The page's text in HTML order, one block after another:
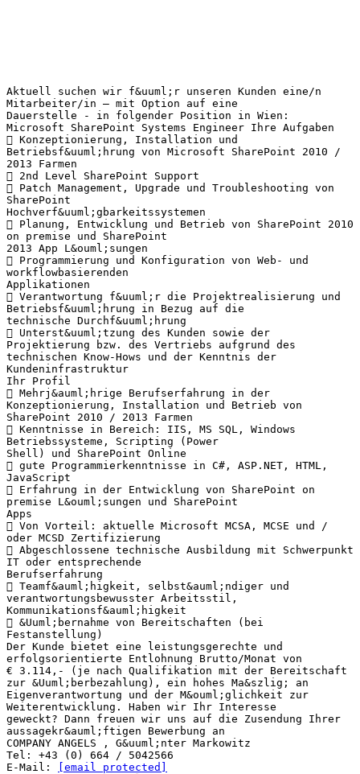
Aktuell suchen wir f&uuml;r unseren Kunden eine/n
Mitarbeiter/in – mit Option auf eine
Dauerstelle - in folgender Position in Wien:
Microsoft SharePoint Systems Engineer Ihre Aufgaben
 Konzeptionierung, Installation und
Betriebsf&uuml;hrung von Microsoft SharePoint 2010 /
2013 Farmen
 2nd Level SharePoint Support
 Patch Management, Upgrade und Troubleshooting von
SharePoint
Hochverf&uuml;gbarkeitssystemen
 Planung, Entwicklung und Betrieb von SharePoint 2010
on premise und SharePoint
2013 App L&ouml;sungen
 Programmierung und Konfiguration von Web- und
workflowbasierenden
Applikationen
 Verantwortung f&uuml;r die Projektrealisierung und
Betriebsf&uuml;hrung in Bezug auf die
technische Durchf&uuml;hrung
 Unterst&uuml;tzung des Kunden sowie der
Projektierung bzw. des Vertriebs aufgrund des
technischen Know-Hows und der Kenntnis der
Kundeninfrastruktur
Ihr Profil
 Mehrj&auml;hrige Berufserfahrung in der
Konzeptionierung, Installation und Betrieb von
SharePoint 2010 / 2013 Farmen
 Kenntnisse in Bereich: IIS, MS SQL, Windows
Betriebssysteme, Scripting (Power
Shell) und SharePoint Online
 gute Programmierkenntnisse in C#, ASP.NET, HTML,
JavaScript
 Erfahrung in der Entwicklung von SharePoint on
premise L&ouml;sungen und SharePoint
Apps
 Von Vorteil: aktuelle Microsoft MCSA, MCSE und /
oder MCSD Zertifizierung
 Abgeschlossene technische Ausbildung mit Schwerpunkt
IT oder entsprechende
Berufserfahrung
 Teamf&auml;higkeit, selbst&auml;ndiger und
verantwortungsbewusster Arbeitsstil,
Kommunikationsf&auml;higkeit
 &Uuml;bernahme von Bereitschaften (bei
Festanstellung)
Der Kunde bietet eine leistungsgerechte und
erfolgsorientierte Entlohnung Brutto/Monat von
€ 3.114,- (je nach Qualifikation mit der Bereitschaft
zur &Uuml;berbezahlung), ein hohes Ma&szlig; an
Eigenverantwortung und der M&ouml;glichkeit zur
Weiterentwicklung. Haben wir Ihr Interesse
geweckt? Dann freuen wir uns auf die Zusendung Ihrer
aussagekr&auml;ftigen Bewerbung an
COMPANY ANGELS , G&uuml;nter Markowitz
Tel: +43 (0) 664 / 5042566
E-Mail:
[email protected]